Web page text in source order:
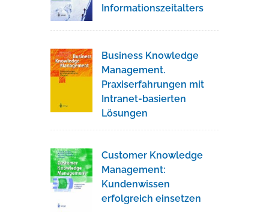
Informationszeitalters
Business Knowledge
Management.
Praxiserfahrungen mit
Intranet-basierten
Lösungen
Customer Knowledge
Management:
Kundenwissen
erfolgreich einsetzen